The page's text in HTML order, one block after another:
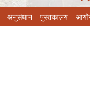
अनुसंधान पुस्तकालय